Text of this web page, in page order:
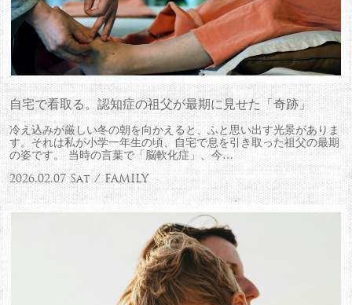
自宅で看取る。認知症の祖父が最期に見せた「奇跡」
冷え込みが厳しい冬の朝を向かえると、ふと思い出す光景がありま
す。それは私が小学一年生の頃、自宅で息を引き取った祖父の最期
の姿です。 当時の言葉で「脳軟化症」、今…
2026.02.07 Sat / FAMILY